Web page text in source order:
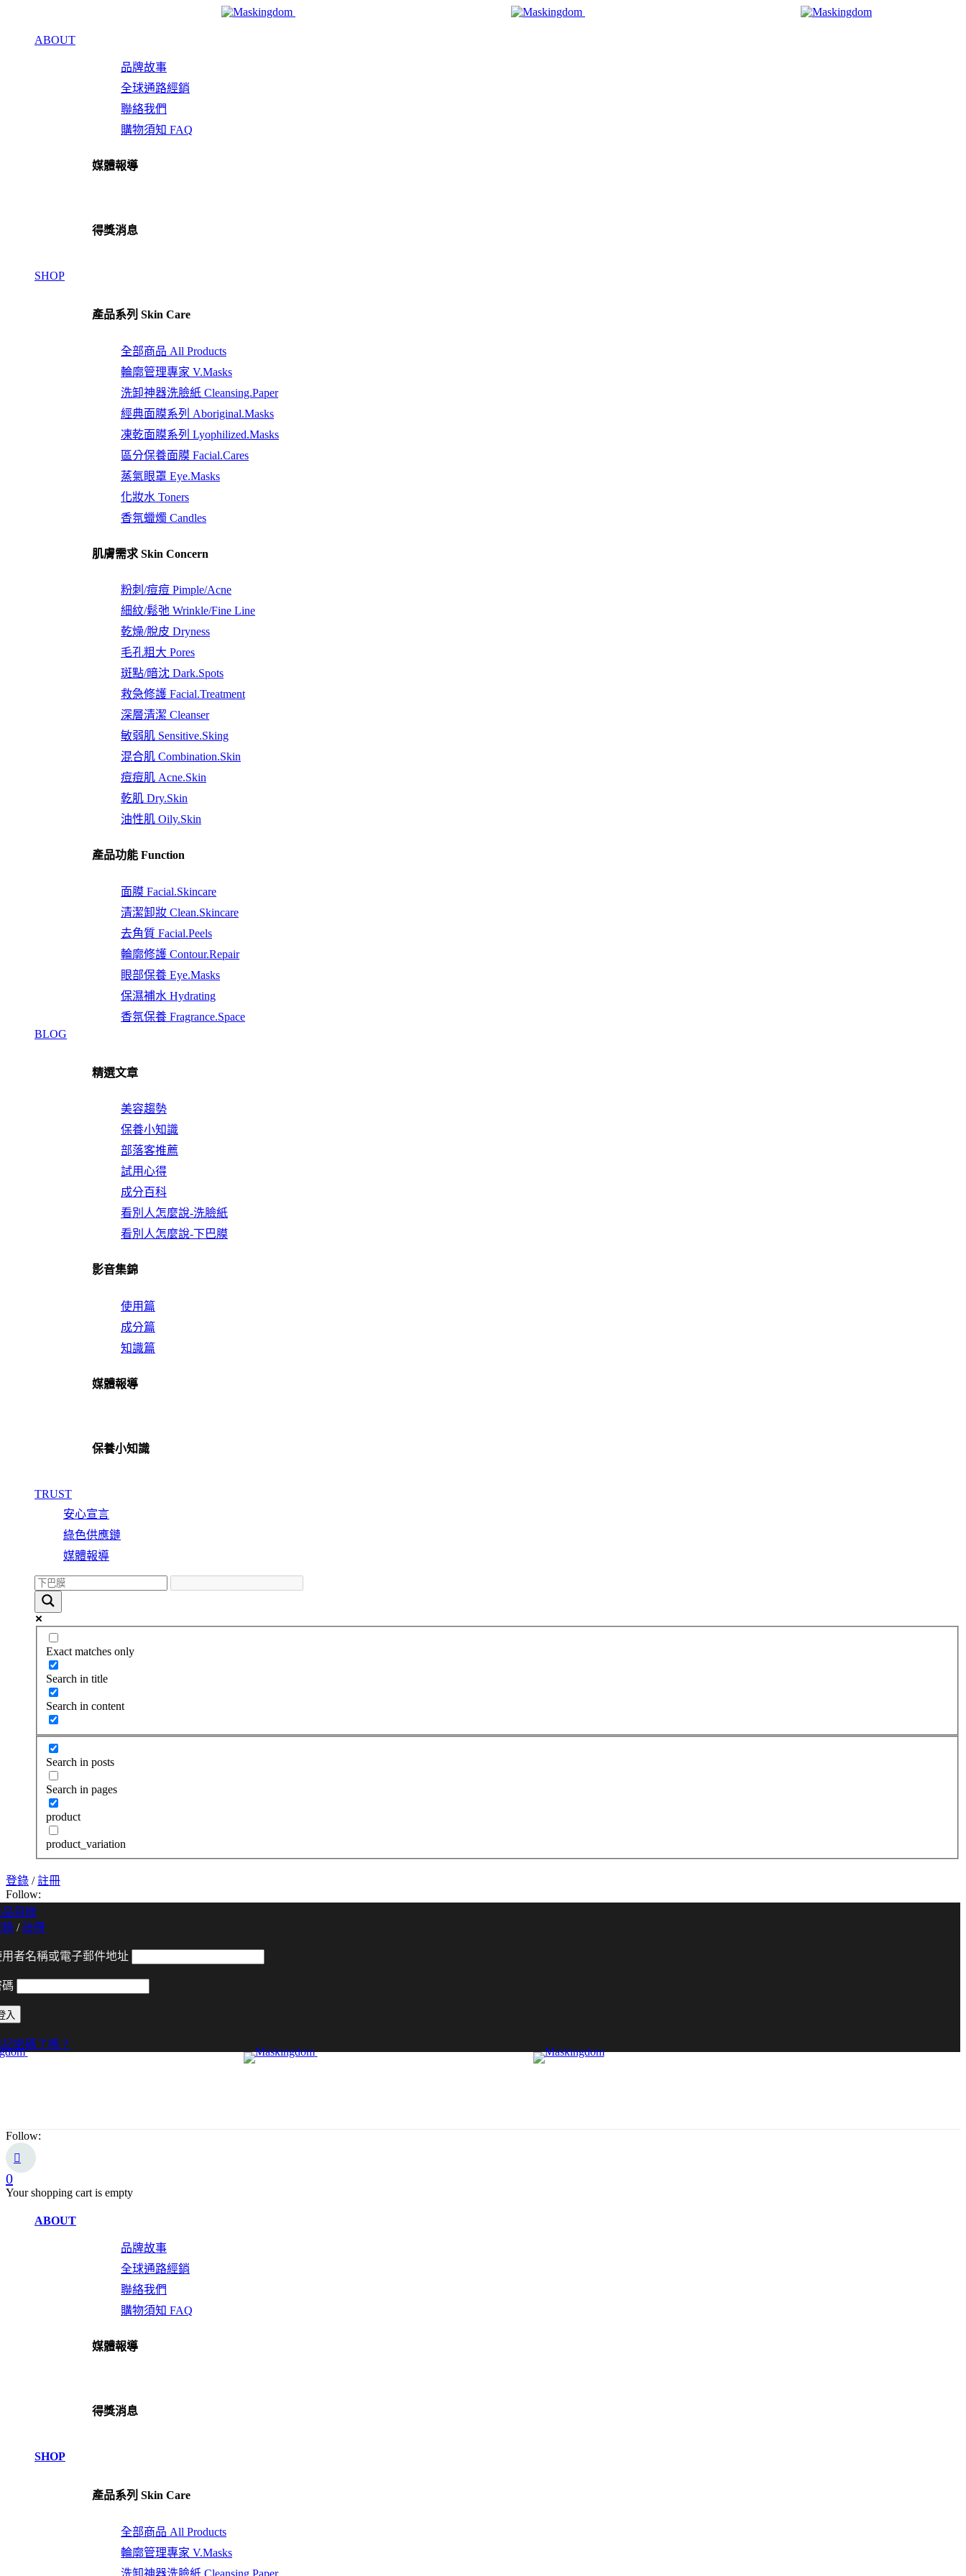
ABOUT
品牌故事
全球通路經銷
聯絡我們
購物須知 FAQ
媒體報導
得獎消息
SHOP
產品系列 Skin Care
全部商品 All Products
輪廓管理專家 V.Masks
洗卸神器洗臉紙 Cleansing.Paper
經典面膜系列 Aboriginal.Masks
凍乾面膜系列 Lyophilized.Masks
區分保養面膜 Facial.Cares
蒸氣眼罩 Eye.Masks
化妝水 Toners
香氛蠟燭 Candles
肌膚需求 Skin Concern
粉刺/痘痘 Pimple/Acne
細紋/鬆弛 Wrinkle/Fine Line
乾燥/脫皮 Dryness
毛孔粗大 Pores
斑點/暗沈 Dark.Spots
救急修護 Facial.Treatment
深層清潔 Cleanser
敏弱肌 Sensitive.Sking
混合肌 Combination.Skin
痘痘肌 Acne.Skin
乾肌 Dry.Skin
油性肌 Oily.Skin
產品功能 Function
面膜 Facial.Skincare
清潔卸妝 Clean.Skincare
去角質 Facial.Peels
輪廓修護 Contour.Repair
眼部保養 Eye.Masks
保濕補水 Hydrating
香氛保養 Fragrance.Space
BLOG
精選文章
美容趨勢
保養小知識
部落客推薦
試用心得
成分百科
看別人怎麼說-洗臉紙
看別人怎麼說-下巴膜
影音集錦
使用篇
成分篇
知識篇
媒體報導
保養小知識
TRUST
安心宣言
綠色供應鏈
媒體報導
Exact matches only
Search in title
Search in content
Search in posts
Search in pages
product
product_variation
登錄 /註冊
Follow:
品目錄
錄 /註冊
用者名稱或電子郵件地址
密碼了嗎？
Follow:
0
Your shopping cart is empty
ABOUT
品牌故事
全球通路經銷
聯絡我們
購物須知 FAQ
媒體報導
得獎消息
SHOP
產品系列 Skin Care
全部商品 All Products
輪廓管理專家 V.Masks
洗卸神器洗臉紙 Cleansing.Paper